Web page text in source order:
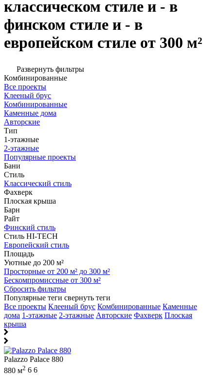
классическом стиле и - в
финском стиле и - в
европейском стиле от 300 м²
Развернуть фильтры
Комбинированные
Все проекты
Клееный брус
Комбинированные
Каменные дома
Авторские
Тип
1-этажные
2-этажные
Популярные проекты
Бани
Стиль
Классический стиль
Фахверк
Плоская крыша
Барн
Райт
Финский стиль
Стиль HI-TECH
Европейский стиль
Площадь
Уютные до 200 м²
Просторные от 200 м² до 300 м²
Бескомпромиссные от 300 м²
Сбросить фильтры
Популярные теги свернуть теги
Все проекты Клееный брус Комбинированные Каменные
дома 1-этажные 2-этажные Авторские Фахверк Плоская
крыша
Palazzo Palace 880
880 м2 6 6